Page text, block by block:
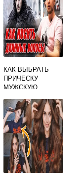
КАК ВЫБРАТЬ
ПРИЧЕСКУ
МУЖСКУЮ